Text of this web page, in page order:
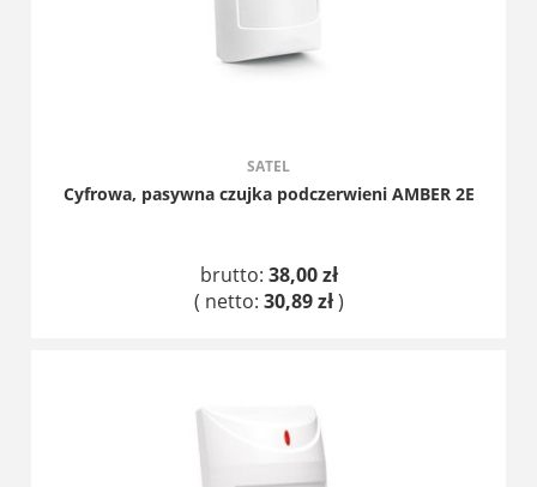
SATEL
Cyfrowa, pasywna czujka podczerwieni AMBER 2E
brutto: 38,00 zł
( netto: 30,89 zł)